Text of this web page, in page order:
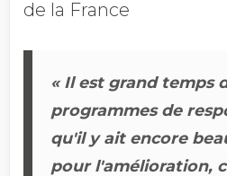
de la France
« Il est grand temps
programmes de
qu'il y ait encore
pour l'amélioration,